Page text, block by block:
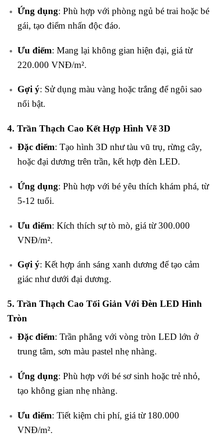
Ứng dụng: Phù hợp với phòng ngủ bé trai hoặc bé
gái, tạo điểm nhấn độc đáo.
Ưu điểm: Mang lại không gian hiện đại, giá từ
220.000 VNĐ/m².
Gợi ý: Sử dụng màu vàng hoặc trắng để ngôi sao
nổi bật.
4. Trần Thạch Cao Kết Hợp Hình Vẽ 3D
Đặc điểm: Tạo hình 3D như tàu vũ trụ, rừng cây,
hoặc đại dương trên trần, kết hợp đèn LED.
Ứng dụng: Phù hợp với bé yêu thích khám phá, từ
5-12 tuổi.
Ưu điểm: Kích thích sự tò mò, giá từ 300.000
VNĐ/m².
Gợi ý: Kết hợp ánh sáng xanh dương để tạo cảm
giác như dưới đại dương.
5. Trần Thạch Cao Tối Giản Với Đèn LED Hình
Tròn
Đặc điểm: Trần phẳng với vòng tròn LED lớn ở
trung tâm, sơn màu pastel nhẹ nhàng.
Ứng dụng: Phù hợp với bé sơ sinh hoặc trẻ nhỏ,
tạo không gian nhẹ nhàng.
Ưu điểm: Tiết kiệm chi phí, giá từ 180.000
VNĐ/m².